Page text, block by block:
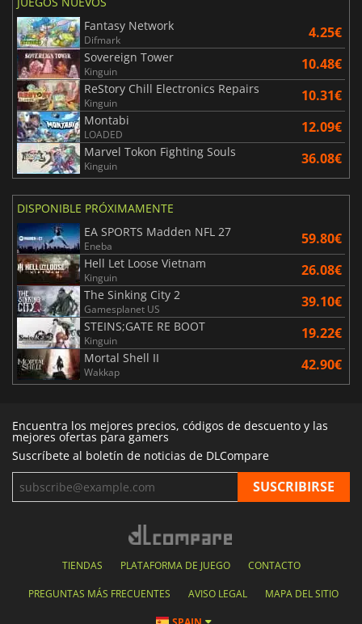
Fantasy Network
Difmark 4.25€
Sovereign Tower
Kinguin 10.48€
ReStory Chill Electronics Repairs
Kinguin 10.31€
Montabi
LOADED 12.09€
Marvel Tokon Fighting Souls
Kinguin 36.08€
DISPONIBLE PRÓXIMAMENTE
EA SPORTS Madden NFL 27
Eneba 59.80€
Hell Let Loose Vietnam
Kinguin 26.08€
The Sinking City 2
Gamesplanet US 39.10€
STEINS;GATE RE BOOT
Kinguin 19.22€
Mortal Shell II
Wakkap 42.90€
Encuentra los mejores precios, códigos de descuento y las
mejores ofertas para gamers
Suscríbete al boletín de noticias de DLCompare
TIENDAS PLATAFORMA DE JUEGO CONTACTO
PREGUNTAS MÁS FRECUENTES AVISO LEGAL MAPA DEL SITIO